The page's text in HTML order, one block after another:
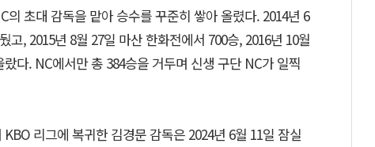
초대 감독을 맡아 승수를 꾸준히 쌓아 올렸다. 2014년 6
고, 2015년 8월 27일 마산 한화전에서 700승, 2016년 10월
다. NC에서만 총 384승을 거두며 신생 구단 NC가 일찍
리그에 복귀한 김경문 감독은 2024년 6월 11일 잠실